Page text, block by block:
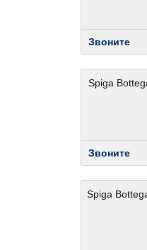
Звоните
Spiga
Звоните
Spiga